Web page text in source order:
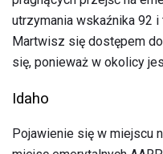
utrzymania wskaźnika 92
Martwisz się dostępem
się, ponieważ w okolicy
Idaho
Pojawienie się w miejscu